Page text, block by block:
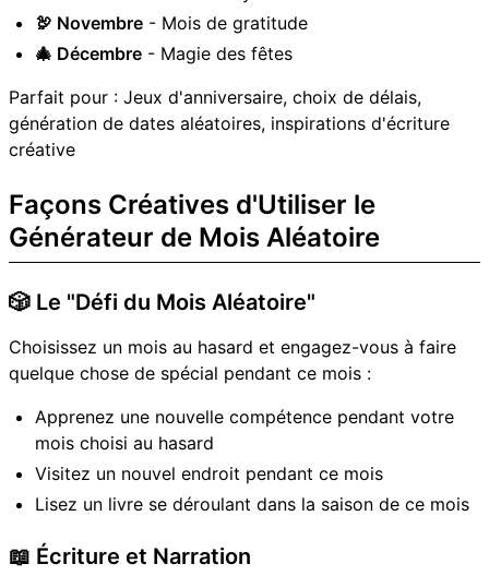
🦃 Novembre - Mois de gratitude
🎄 Décembre - Magie des fêtes
Parfait pour : Jeux d'anniversaire, choix de délais,
génération de dates aléatoires, inspirations d'écriture
créative
Façons Créatives d'Utiliser le
Générateur de Mois Aléatoire
🎲 Le "Défi du Mois Aléatoire"
Choisissez un mois au hasard et engagez-vous à faire
quelque chose de spécial pendant ce mois :
Apprenez une nouvelle compétence pendant votre
mois choisi au hasard
Visitez un nouvel endroit pendant ce mois
Lisez un livre se déroulant dans la saison de ce mois
📖 Écriture et Narration